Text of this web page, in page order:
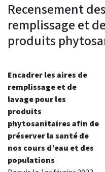
Recensement
remplissage et
produits
Encadrer les aires de
remplissage et de
lavage pour les
produits
phytosanitaires afin de
préserver la santé de
nos cours d’eau et des
populations